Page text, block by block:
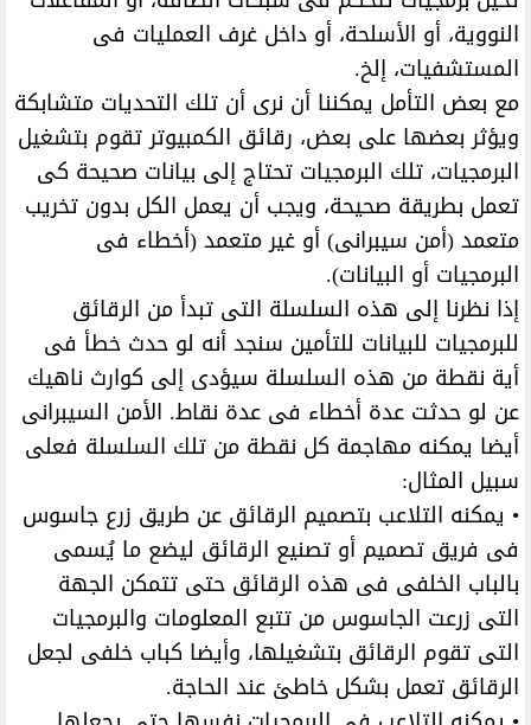
النووية، أو الأسلحة، أو داخل غرف العمليات فى
المستشفيات، إلخ.
مع بعض التأمل يمكننا أن نرى أن تلك التحديات متشابكة
ويؤثر بعضها على بعض، رقائق الكمبيوتر تقوم بتشغيل
البرمجيات، تلك البرمجيات تحتاج إلى بيانات صحيحة كى
تعمل بطريقة صحيحة، ويجب أن يعمل الكل بدون تخريب
متعمد (أمن سيبرانى) أو غير متعمد (أخطاء فى
البرمجيات أو البيانات).
إذا نظرنا إلى هذه السلسلة التى تبدأ من الرقائق
للبرمجيات للبيانات للتأمين سنجد أنه لو حدث خطأ فى
أية نقطة من هذه السلسلة سيؤدى إلى كوارث ناهيك
عن لو حدثت عدة أخطاء فى عدة نقاط. الأمن السيبرانى
أيضا يمكنه مهاجمة كل نقطة من تلك السلسلة فعلى
سبيل المثال:
• يمكنه التلاعب بتصميم الرقائق عن طريق زرع جاسوس
فى فريق تصميم أو تصنيع الرقائق ليضع ما يُسمى
بالباب الخلفى فى هذه الرقائق حتى تتمكن الجهة
التى زرعت الجاسوس من تتبع المعلومات والبرمجيات
التى تقوم الرقائق بتشغيلها، وأيضا كباب خلفى لجعل
الرقائق تعمل بشكل خاطئ عند الحاجة.